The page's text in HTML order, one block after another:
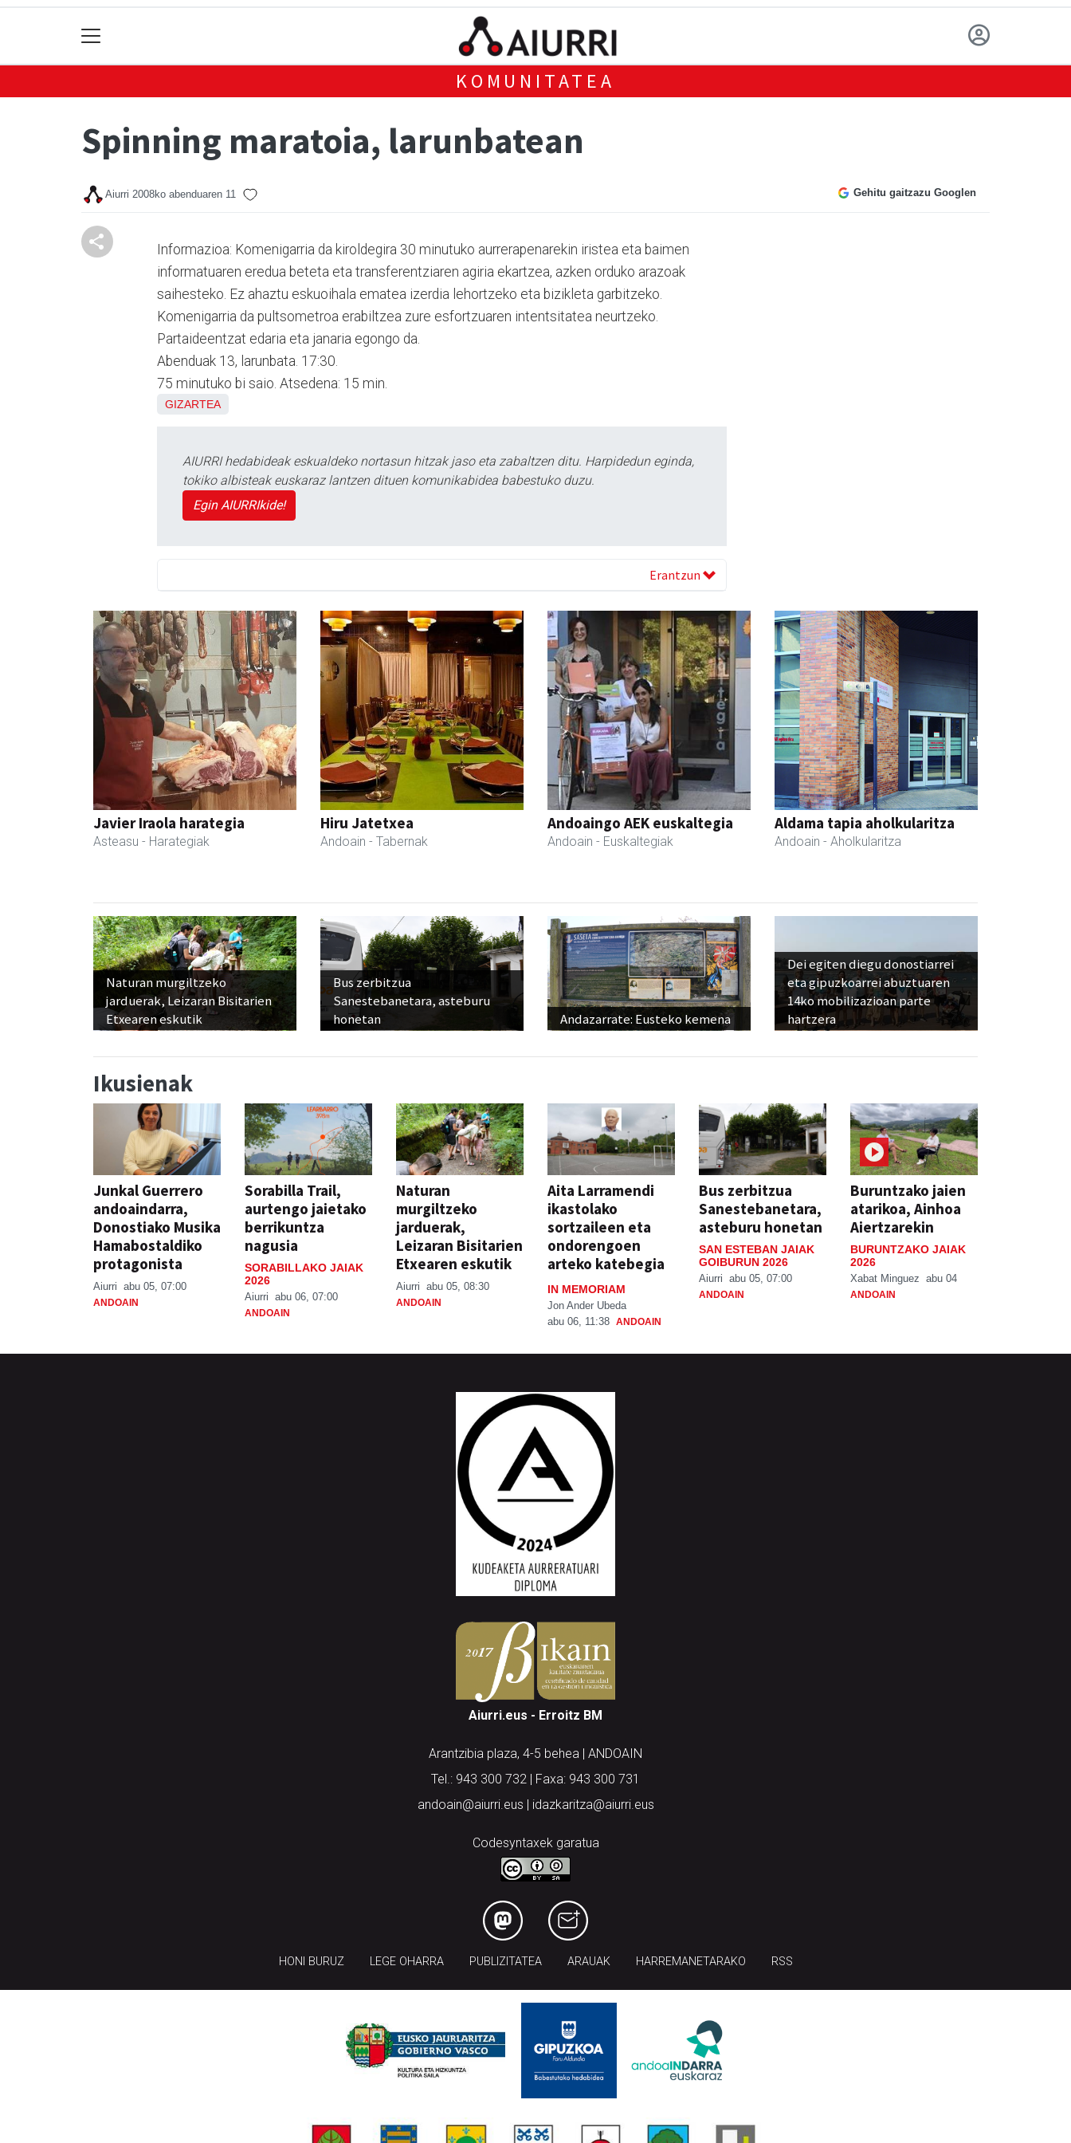
KOMUNITATEA
Spinning maratoia, larunbatean
Aiurri 2008ko abenduaren 11 Gehitu gaitzazu Googlen
Informazioa: Komenigarria da kiroldegira 30 minutuko aurrerapenarekin iristea eta baimen
informatuaren eredua beteta eta transferentziaren agiria ekartzea, azken orduko arazoak
saihesteko. Ez ahaztu eskuoihala ematea izerdia lehortzeko eta bizikleta garbitzeko.
Komenigarria da pultsometroa erabiltzea zure esfortzuaren intentsitatea neurtzeko.
Partaideentzat edaria eta janaria egongo da.
Abenduak 13, larunbata. 17:30.
75 minutuko bi saio. Atsedena: 15 min.
GIZARTEA
AIURRI hedabideak eskualdeko nortasun hitzak jaso eta zabaltzen ditu. Harpidedun eginda,
tokiko albisteak euskaraz lantzen dituen komunikabidea babestuko duzu.
Egin AIURRIkide!
Erantzun
Javier Iraola harategia
Asteasu - Harategiak
Hiru Jatetxea
Andoain - Tabernak
Andoaingo AEK euskaltegia
Andoain - Euskaltegiak
Aldama tapia aholkularitza
Andoain - Aholkularitza
Naturan murgiltzeko
jarduerak, Leizaran Bisitarien
Etxearen eskutik
Bus zerbitzua
Sanestebanetara, asteburu
honetan
Andazarrate: Eusteko kemena
Dei egiten diegu donostiarrei
eta gipuzkoarrei abuztuaren
14ko mobilizazioan parte
hartzera
Ikusienak
Junkal Guerrero
andoaindarra,
Donostiako Musika
Hamabostaldiko
protagonista
Aiurri abu 05, 07:00
ANDOAIN
Sorabilla Trail,
aurtengo jaietako
berrikuntza
nagusia
SORABILLAKO JAIAK
2026
Aiurri abu 06, 07:00
ANDOAIN
Naturan
murgiltzeko
jarduerak,
Leizaran Bisitarien
Etxearen eskutik
Aiurri abu 05, 08:30
ANDOAIN
Aita Larramendi
ikastolako
sortzaileen eta
ondorengoen
arteko katebegia
IN MEMORIAM
Jon Ander Ubeda
abu 06, 11:38 ANDOAIN
Bus zerbitzua
Sanestebanetara,
asteburu honetan
SAN ESTEBAN JAIAK
GOIBURUN 2026
Aiurri abu 05, 07:00
ANDOAIN
Buruntzako jaien
atarikoa, Ainhoa
Aiertzarekin
BURUNTZAKO JAIAK
2026
Xabat Minguez abu 04
ANDOAIN
Aiurri.eus - Erroitz BM
Arantzibia plaza, 4-5 behea | ANDOAIN
Tel.: 943 300 732 | Faxa: 943 300 731
andoain@aiurri.eus | idazkaritza@aiurri.eus
Codesyntaxek garatua
HONI BURUZ LEGE OHARRA PUBLIZITATEA ARAUAK HARREMANETARAKO RSS